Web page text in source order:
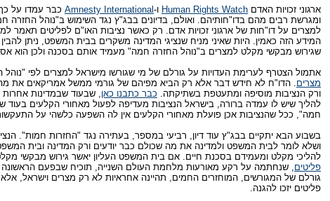
ארגוני זכויות האדם Human Rights Watch ו-Amnesty International כבר עמדו על
ומגרשת רבים מהם בדו"חותיהם. ואולם, בדיונים בבג"ץ נגד השימוש ב"נוהל החזרה
למצרים על דו"חות של ארגוני זכויות אדם. רק כאשר נציבות האו"ם לפליטים תאמר
המידע הזה כאמין. היות שאיני מניח שנציגי המדינה משקרים בבית המשפט, ניתן
שגירוש מבקשי מקלט למצרים ב"נוהל החזרה חמה" מעמיד אותם בסכנה ולכן הוא
אתמול הצטרף לערימת העדויות על גורלם של מי שגורשו מישראל למצרים לפי
מצרים. הדו"ח לא חידש דבר אלא רק הביא מפיהם של גורמי ממשל אמריקאים את
ורק הנציבות מוסיפה ומתעטפת בשתיקתה. כבר כתבנו כאן, שבעוד שבמדינות
להליך שיש לו עמדה ברורה, בישראל הנציבות מעדיפה לפעול מאחורי הקלעים בעוד
חמה", ככל שהנציבות אכן פועלת מאחורי הקלעים אין לה השפעה כלשהי על
בשבוע הבא יתקיים בבג"ץ עוד דיון, רביעי במספר, בעתירה נגד "החזרות חמות".
ושלא לומר לבית המשפט ולמדינה את מה שכולם כבר יודעים ורק המדינה ובית
להליכי מקלט ומעמידם בסכנת חיים. אם בית המשפט העליון יאשר גירוש מבקשי
פליטים, שנחתמה על רקע מאורעות מלחמת העולם השנייה, תוכיח שבפעם הראשונה
גורלם של המגורשים, המוחזרים החמים, תהיינה אחראיות לא רק מצרים וישראל,
פליטים יזכו להגנה.